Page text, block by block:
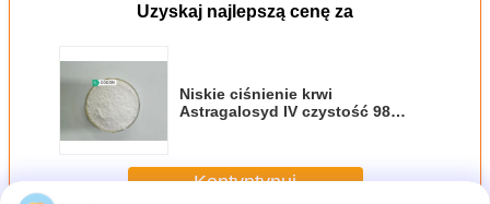
Uzyskaj najlepszą cenę za
Niskie ciśnienie krwi
Astragalosyd IV czystość 98
Kontyntynuj